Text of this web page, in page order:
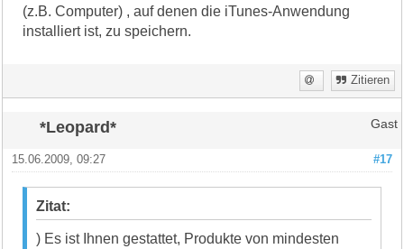
(z.B. Computer) , auf denen die iTunes-Anwendung
installiert ist, zu speichern.
Zitieren
*Leopard* Gast
#17
15.06.2009, 09:27
Zitat:
) Es ist Ihnen gestattet, Produkte von mindesten